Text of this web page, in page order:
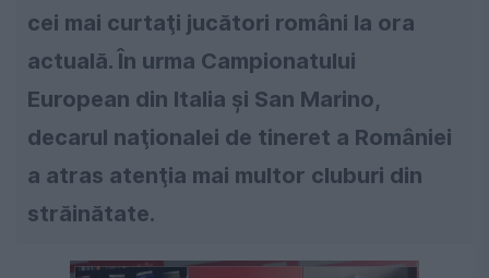
cei mai curtaţi jucători români la ora
actuală. În urma Campionatului
European din Italia şi San Marino,
decarul naţionalei de tineret a României
a atras atenţia mai multor cluburi din
străinătate.